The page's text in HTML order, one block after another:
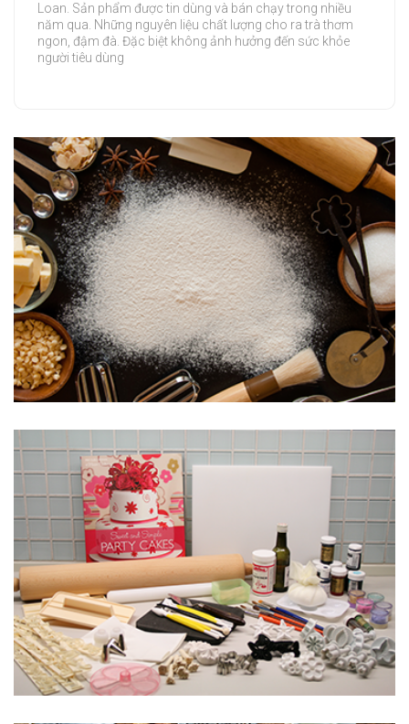
Loan. Sản phẩm được tin dùng và bán chạy trong nhiều
năm qua. Những nguyên liệu chất lượng cho ra trà thơm
ngon, đậm đà. Đặc biệt không ảnh hưởng đến sức khỏe
người tiêu dùng